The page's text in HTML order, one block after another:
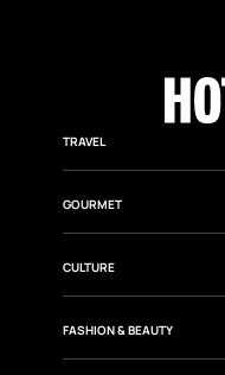
TRAVEL
GOURMET